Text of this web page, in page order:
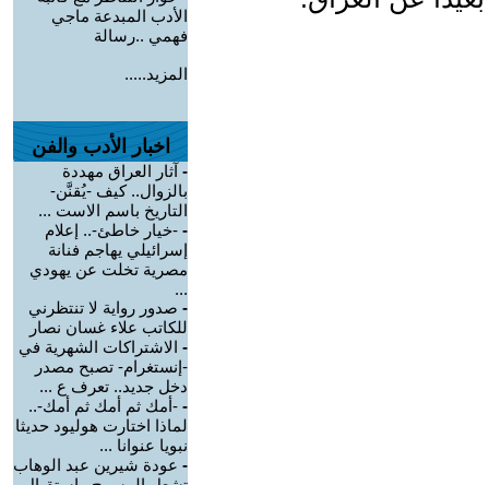
الأدب المبدعة ماجي
فهمي ..رسالة
المزيد.....
اخبار الأدب والفن
- آثار العراق مهددة
بالزوال.. كيف -يُقنَّن-
التاريخ باسم الاست ...
- -خيار خاطئ-.. إعلام
إسرائيلي يهاجم فنانة
مصرية تخلت عن يهودي
...
- صدور رواية لا تنتظرني
للكاتب علاء غسان نصار
- الاشتراكات الشهرية في
-إنستغرام- تصبح مصدر
دخل جديد.. تعرف ع ...
- -أمك ثم أمك ثم أمك-..
لماذا اختارت هوليود حديثا
نبويا عنوانا ...
- عودة شيرين عبد الوهاب